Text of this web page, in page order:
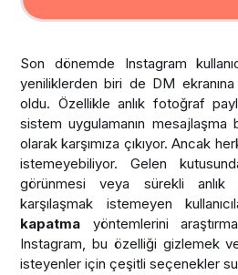
Son dönemde Instagram
yeniliklerden biri de DM
oldu. Özellikle anlık fotoğraf
sistem uygulamanın
olarak karşımıza çıkıyor. Ancak
istemeyebiliyor. Gelen
görünmesi veya sürekli anlık
karşılaşmak istemeyen
kapatma yöntemlerini
Instagram, bu özelliği gizlemek
isteyenler için çeşitli seçenekler